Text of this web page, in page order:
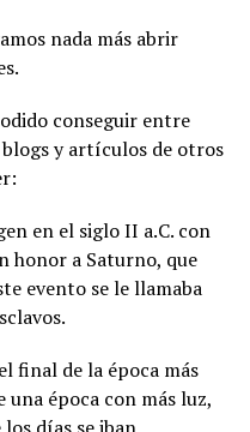
nada más abrir
conseguir entre
y artículos de otros
en el siglo II a.C. con
honor a Saturno, que
evento se le llamaba
final de la época más
época con más luz,